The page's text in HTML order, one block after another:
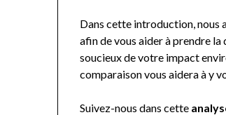
Dans cette introduction, nous
afin de vous aider à prendre
soucieux de votre impact
comparaison vous aidera à y
Suivez-nous dans cette